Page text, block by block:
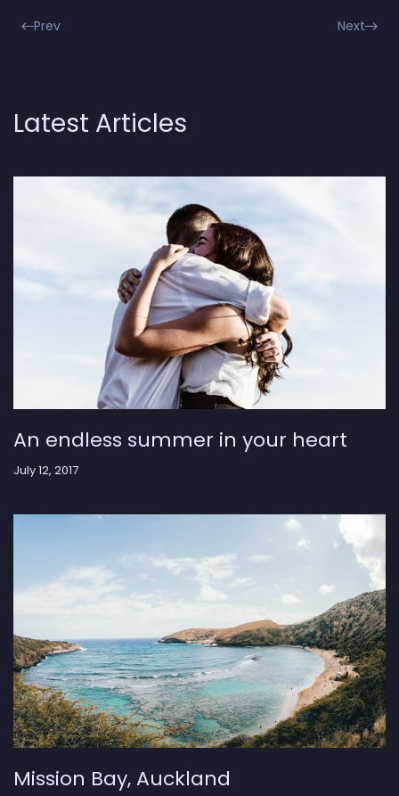
Prev Next
Latest Articles
An endless summer in your heart
July 12, 2017
Mission Bay, Auckland